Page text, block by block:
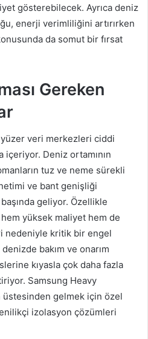
gösterebilecek. Ayrıca deniz
enerji verimliliğini artırırken
da somut bir fırsat
Gereken
yüzer veri merkezleri ciddi
Deniz ortamının
tuz ve neme sürekli
ve bant genişliği
başında geliyor. Özellikle
hem yüksek maliyet hem de
nedeniyle kritik bir engel
bakım ve onarım
kıyasla çok daha fazla
Samsung Heavy
üstesinden gelmek için özel
izolasyon çözümleri